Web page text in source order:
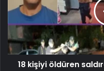
18 kişiyi öldüren